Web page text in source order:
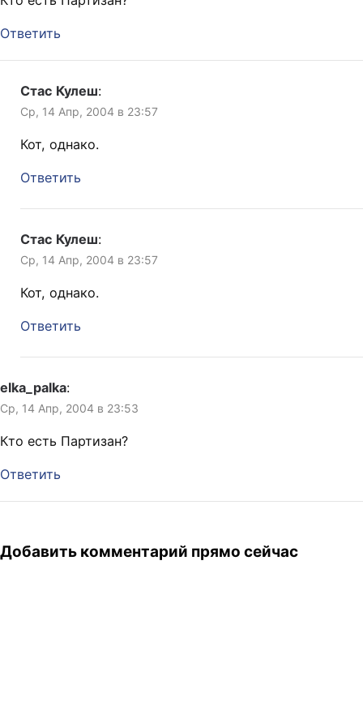
Ответить
Стас Кулеш:
Ср, 14 Апр, 2004 в 23:57
Кот, однако.
Ответить
Стас Кулеш:
Ср, 14 Апр, 2004 в 23:57
Кот, однако.
Ответить
elka_palka:
Ср, 14 Апр, 2004 в 23:53
Кто есть Партизан?
Ответить
Добавить комментарий прямо сейчас